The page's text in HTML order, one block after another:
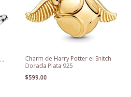
Charm de Harry Potter el Snitch
Dorada Plata 925
$599.00